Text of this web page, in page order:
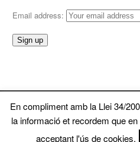
Email address:
© 2026 Llepadits. Tots ela drets
Powered by Wordpress. Dissenyat
En compliment amb la Llei 34/
la informació et recordem que
acceptant l'ús de cookies.